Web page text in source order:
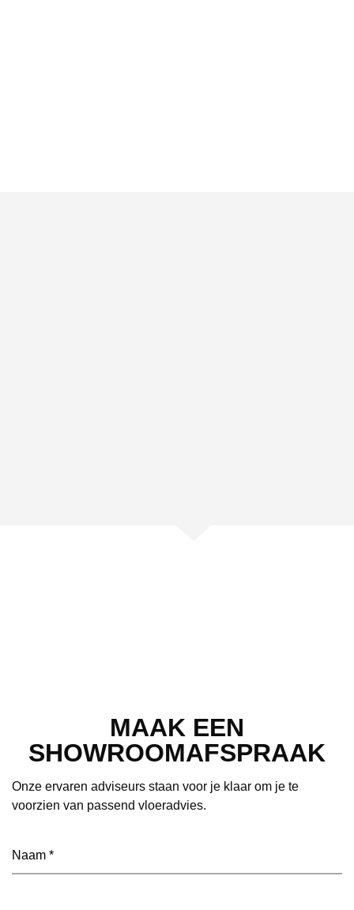
MAAK EEN
SHOWROOMAFSPRAAK
Onze ervaren adviseurs staan voor je klaar om je te
voorzien van passend vloeradvies.
Naam (Vereist)